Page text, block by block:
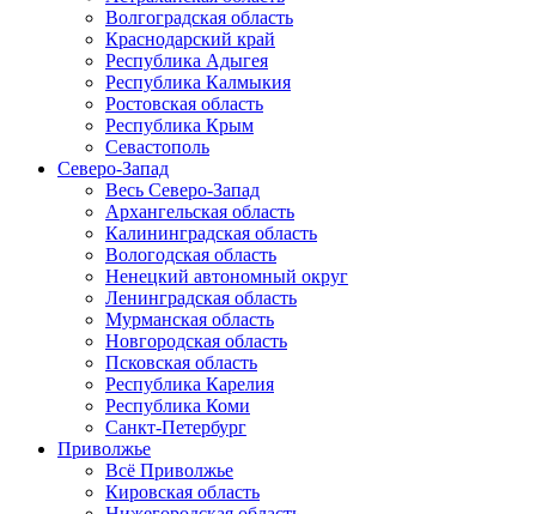
Волгоградская область
Краснодарский край
Республика Адыгея
Республика Калмыкия
Ростовская область
Республика Крым
Севастополь
Северо-Запад
Весь Северо-Запад
Архангельская область
Калининградская область
Вологодская область
Ненецкий автономный округ
Ленинградская область
Мурманская область
Новгородская область
Псковская область
Республика Карелия
Республика Коми
Санкт-Петербург
Приволжье
Всё Приволжье
Кировская область